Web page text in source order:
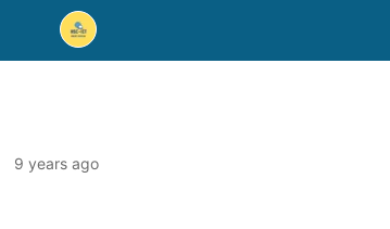
9 years ago